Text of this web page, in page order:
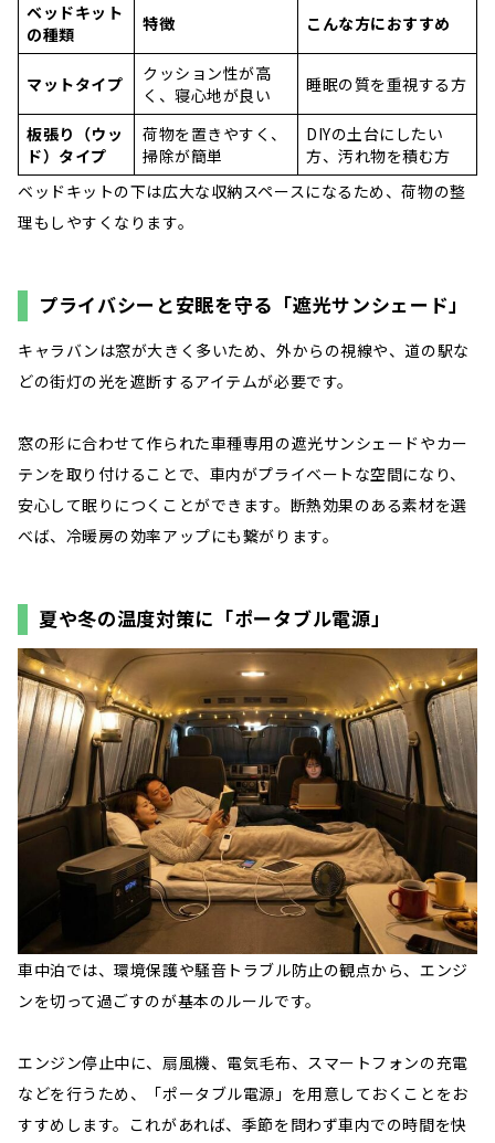
ベッドキット
の種類
特徴 こんな方におすすめ
マットタイプ
クッション性が高
く、寝心地が良い
睡眠の質を重視する方
板張り（ウッ
ド）タイプ
荷物を置きやすく、
掃除が簡単
DIYの土台にしたい
方、汚れ物を積む方
ベッドキットの下は広大な収納スペースになるため、荷物の整
理もしやすくなります。
プライバシーと安眠を守る「遮光サンシェード」
キャラバンは窓が大きく多いため、外からの視線や、道の駅な
どの街灯の光を遮断するアイテムが必要です。
窓の形に合わせて作られた車種専用の遮光サンシェードやカー
テンを取り付けることで、車内がプライベートな空間になり、
安心して眠りにつくことができます。断熱効果のある素材を選
べば、冷暖房の効率アップにも繋がります。
夏や冬の温度対策に「ポータブル電源」
車中泊では、環境保護や騒音トラブル防止の観点から、エンジ
ンを切って過ごすのが基本のルールです。
エンジン停止中に、扇風機、電気毛布、スマートフォンの充電
などを行うため、「ポータブル電源」を用意しておくことをお
すすめします。これがあれば、季節を問わず車内での時間を快